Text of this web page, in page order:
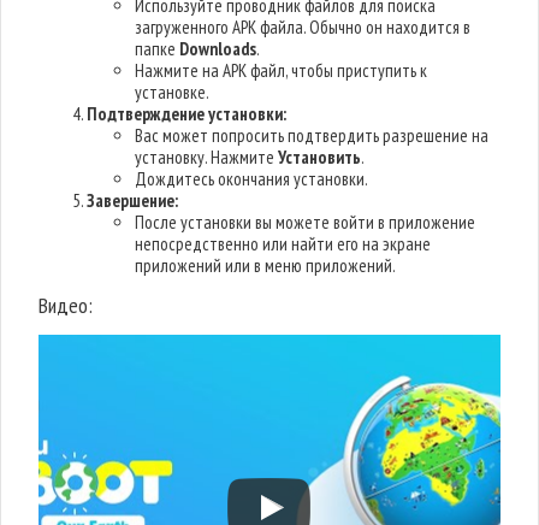
Используйте проводник файлов для поиска
загруженного APK файла. Обычно он находится в
папке Downloads.
Нажмите на APK файл, чтобы приступить к
установке.
Подтверждение установки:
Вас может попросить подтвердить разрешение на
установку. НажмитеУстановить.
Дождитесь окончания установки.
Завершение:
После установки вы можете войти в приложение
непосредственно или найти его на экране
приложений или в меню приложений.
Видео: